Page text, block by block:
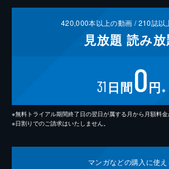
420,000本以上の動画 /210誌以
見放題 読み放
31 日間0円 ※
※無料トライアル期間終了日の翌日が属する月から月額料金
※日割りでのご請求はいたしません。
マンガなどの購入に使え